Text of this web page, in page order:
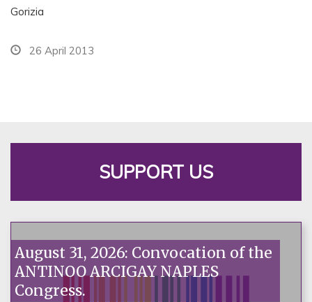
Gorizia
26 April 2013
SUPPORT US
August 31, 2026: Convocation of the
ANTINOO ARCIGAY NAPLES
Congress.